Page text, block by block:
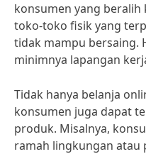
konsumen yang beralih
toko-toko fisik yang
tidak mampu bersaing.
minimnya lapangan
Tidak hanya belanja
konsumen juga dapat
produk. Misalnya,
ramah lingkungan atau